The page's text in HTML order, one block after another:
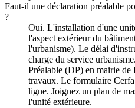
Faut-il une déclaration préalable
?
Oui. L'installation d'une
l'aspect extérieur du
l'urbanisme). Le délai
charge du service
Préalable (DP) en mairie
travaux. Le formulaire
ligne. Joignez un plan de
l'unité extérieure.